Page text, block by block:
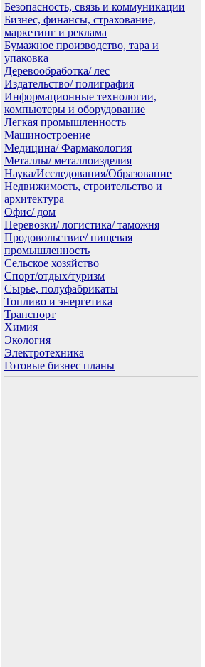
Безопасность, связь и коммуникации
Бизнес, финансы, страхование,
маркетинг и реклама
Бумажное производство, тара и
упаковка
Деревообработка/ лес
Издательство/ полиграфия
Информационные технологии,
компьютеры и оборудование
Легкая промышленность
Машиностроение
Медицина/ Фармакология
Металлы/ металлоизделия
Наука/Исследования/Образование
Недвижимость, строительство и
архитектура
Офис/ дом
Перевозки/ логистика/ таможня
Продовольствие/ пищевая
промышленность
Сельское хозяйство
Спорт/отдых/туризм
Сырье, полуфабрикаты
Топливо и энергетика
Транспорт
Химия
Экология
Электротехника
Готовые бизнес планы